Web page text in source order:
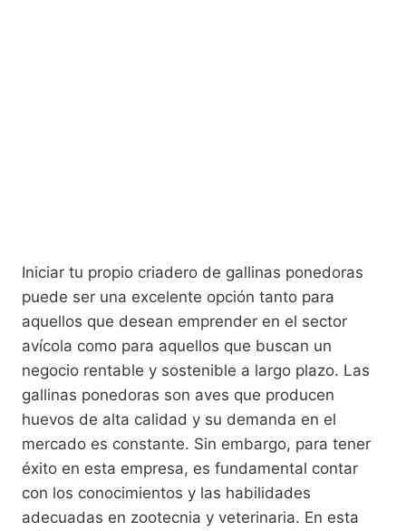
Iniciar tu propio criadero de gallinas ponedoras
puede ser una excelente opción tanto para
aquellos que desean emprender en el sector
avícola como para aquellos que buscan un
negocio rentable y sostenible a largo plazo. Las
gallinas ponedoras son aves que producen
huevos de alta calidad y su demanda en el
mercado es constante. Sin embargo, para tener
éxito en esta empresa, es fundamental contar
con los conocimientos y las habilidades
adecuadas en zootecnia y veterinaria. En esta